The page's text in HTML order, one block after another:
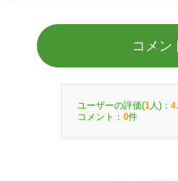
コメン
ユーザーの評価(1 人)：
コメント： 0件